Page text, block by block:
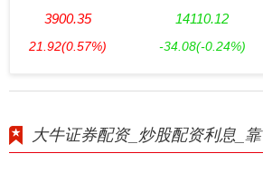
3900.35
21.92(0.57%)
14110.12
-34.08(-0.24%)
大牛证券配资_炒股配资利息_